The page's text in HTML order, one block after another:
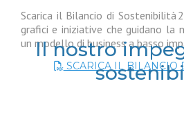
Scarica il Bilancio di Sostenibilità
grafici e iniziative che guidano la
un modello di business a basso
SCARICA IL BILANCIO
Il nostro